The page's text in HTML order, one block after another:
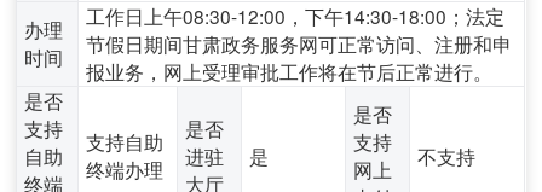
办理
时间
工作日上午08:30-12:00，下午14:30-18:00；法定
节假日期间甘肃政务服务网可正常访问、注册和申
报业务，网上受理审批工作将在节后正常进行。
是否
支持
自助
终端
支持自助
终端办理
是否
进驻
大厅
是
是否
支持
网上
不支持